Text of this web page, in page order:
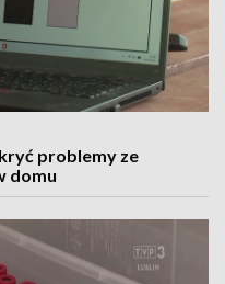
problemy ze
domu